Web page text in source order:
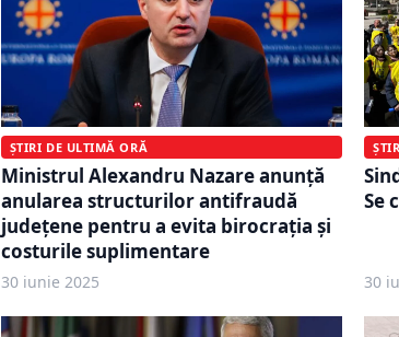
ȘTIRI DE ULTIMĂ ORĂ
Ministrul Alexandru Nazare anunță
anularea structurilor antifraudă
județene pentru a evita birocrația și
costurile suplimentare
30 iunie 2025
Se
30